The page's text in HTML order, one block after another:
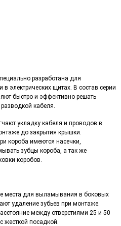
разработана для
электрических щитах. В состав серии
быстро и эффективно решать
кабеля.
укладку кабеля и проводов в
до закрытия крышки.
короба имеются насечки,
зубцы короба, а так же
коробов.
места для выламывания в боковых
удаление зубьев при монтаже.
между отверстиями 25 и 50
посадкой.